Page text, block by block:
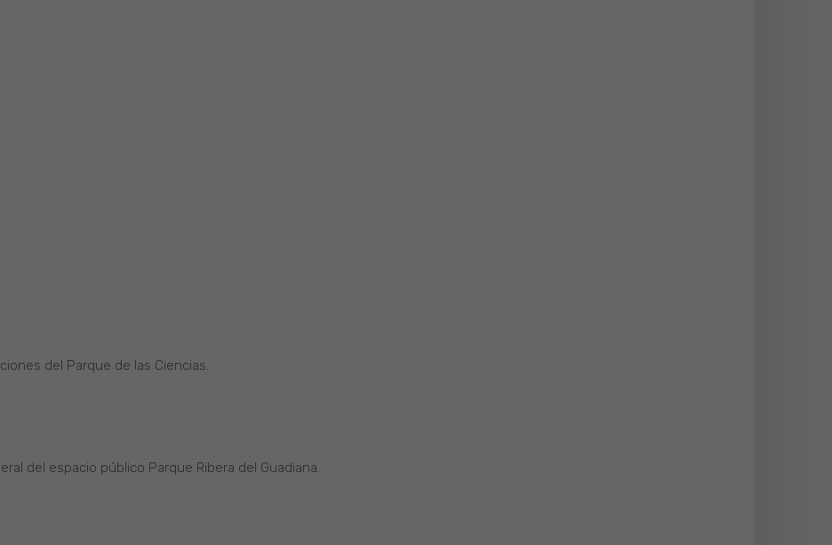
del Parque de las Ciencias.
del espacio público Parque Ribera del Guadiana.